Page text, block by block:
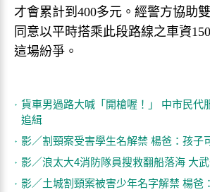
才會累計到400多元。經警方協助
同意以平時搭乘此段路線之車資
這場紛爭。
貨車男過路大喊「開槍喔！」 中市民代
追緝
影／割頸案受害學生名解禁 楊爸：孩子
影／浪太大4消防隊員搜救翻船落海 大
影／土城割頸案被害少年名字解禁 楊爸